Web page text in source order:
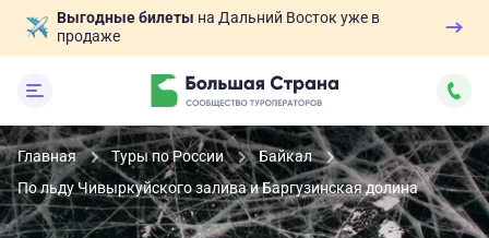
Выгодные билеты на Дальний Восток уже в
продаже
Главная Туры по России
Байкал
По льду Чивыркуйского залива и Баргузинская долина